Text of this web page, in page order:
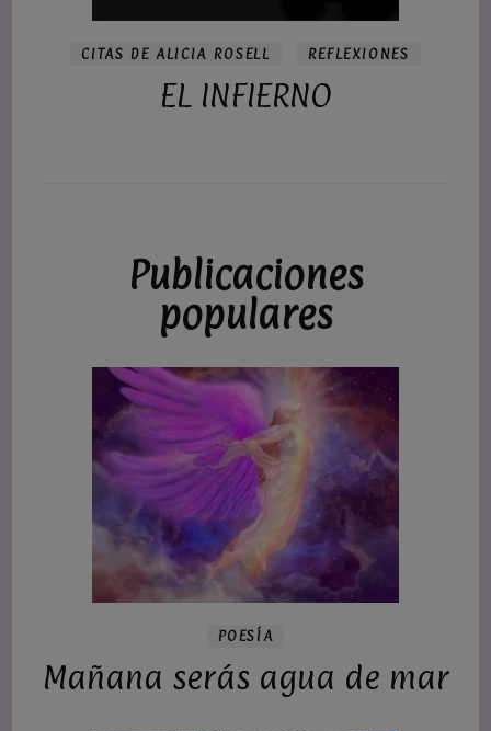
CITAS DE ALICIA ROSELL REFLEXIONES
EL INFIERNO
Publicaciones
populares
POESÍA
Mañana serás agua de mar